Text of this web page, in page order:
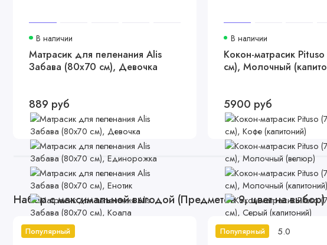
В наличии
Матрасик для пеленания Alis
Забава (80х70 см), Девочка
889 руб
В наличии
Кокон-матрасик
см), Молочный
5900 руб
Набор с максимальной выгодой (Предметов 9, цвет на выбор)
Популярный Популярный 5.0